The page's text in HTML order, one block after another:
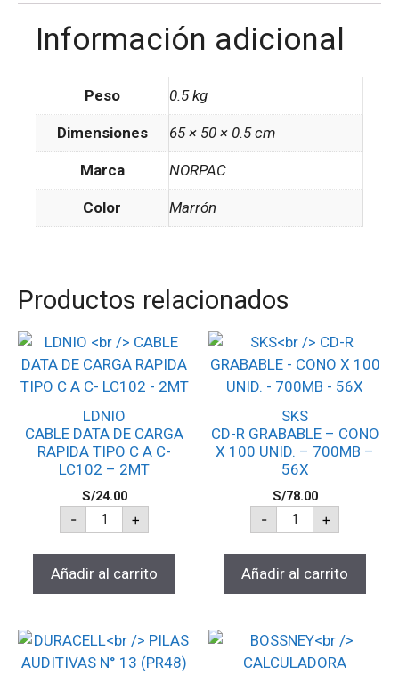
Información adicional
Peso 0.5 kg
Dimensiones 65 × 50 × 0.5 cm
Marca NORPAC
Color Marrón
Productos relacionados
LDNIO
CABLE DATA DE CARGA
RAPIDA TIPO C A C-
LC102 – 2MT
S/24.00
- +
Añadir al carrito
SKS
CD-R GRABABLE – CONO
X 100 UNID. – 700MB –
56X
S/78.00
- +
Añadir al carrito